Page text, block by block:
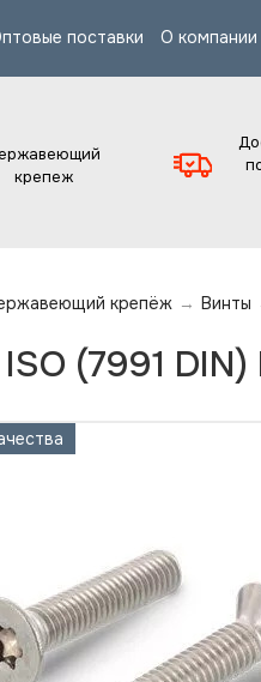
поставки О компании
крепеж
крепёж → Винты
(7991